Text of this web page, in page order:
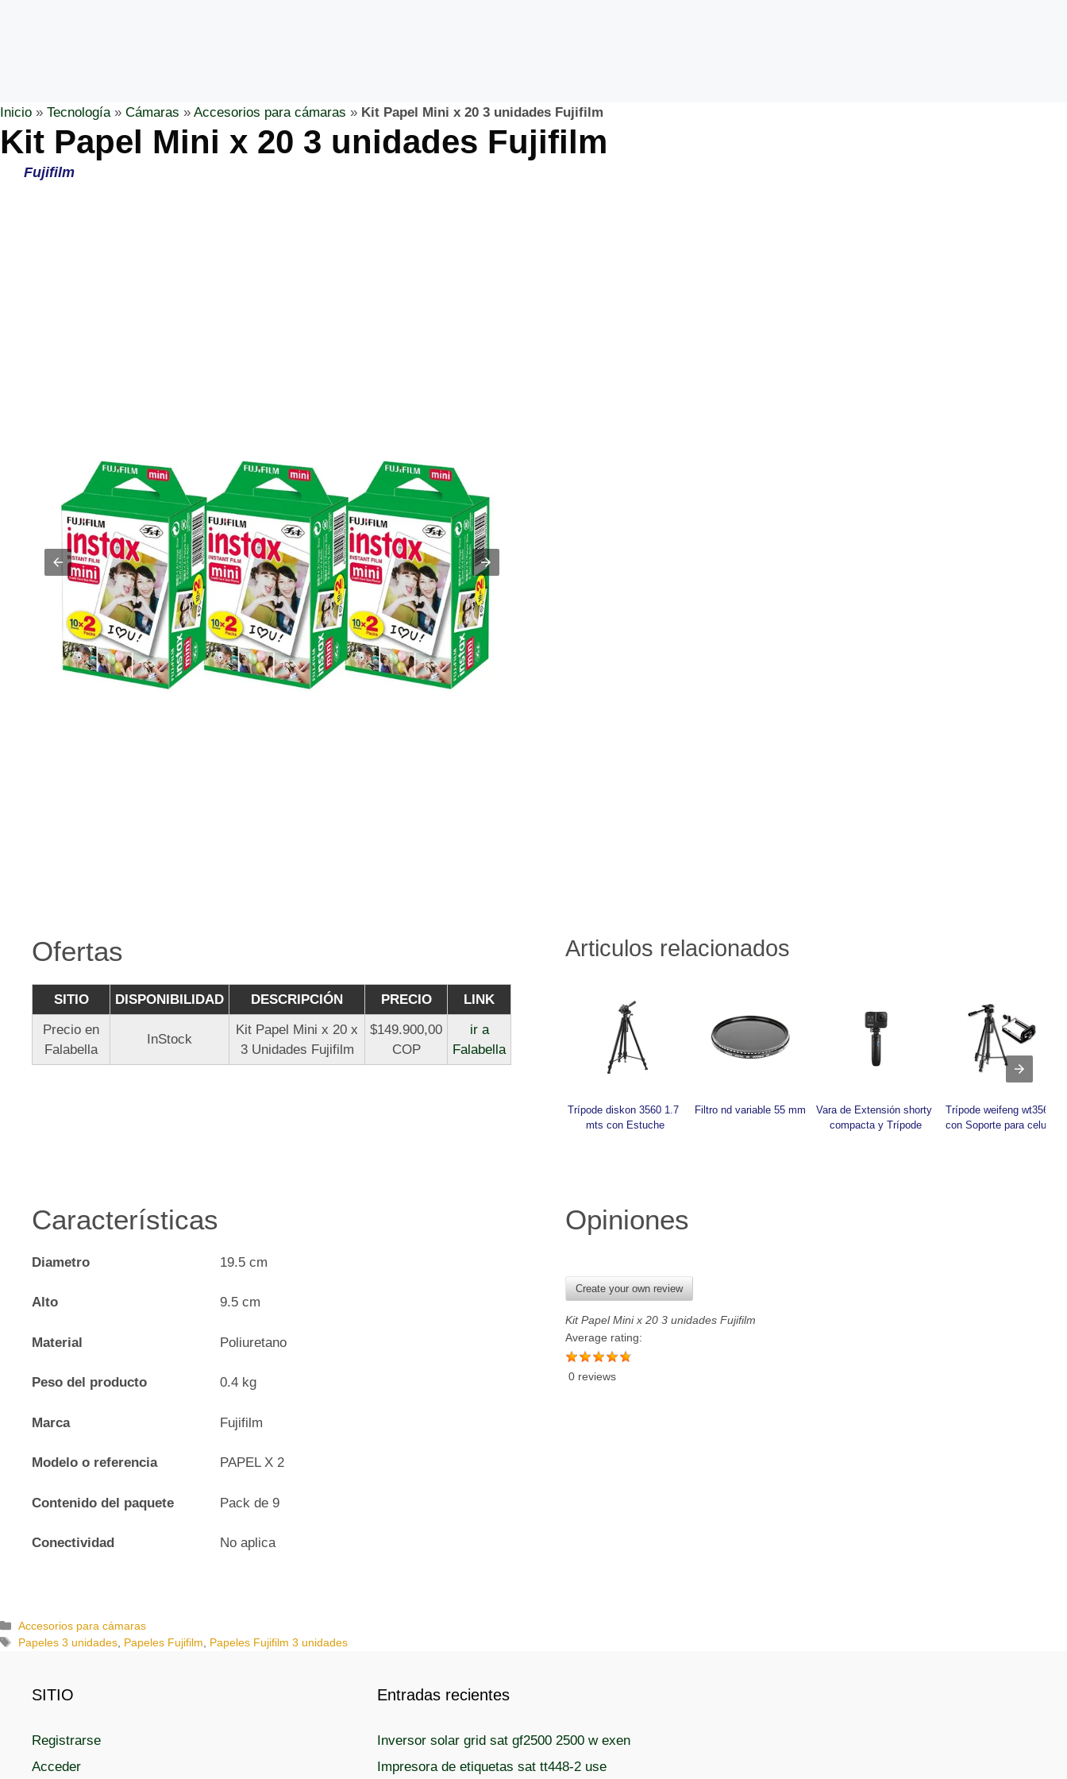
Inicio » Tecnología» Cámaras » Accesorios para cámaras » Kit Papel Mini x 20 3 unidades Fujifilm
Kit Papel Mini x 20 3 unidades Fujifilm
Fujifilm
Ofertas
SITIO DISPONIBILIDAD DESCRIPCIÓN PRECIO
LINK
Precio en
Falabella
InStock
Kit Papel Mini x 20 x
3 Unidades Fujifilm
$149.900,00
COP
ir a
Falabella
Articulos relacionados
Trípode diskon 3560 1.7
mts con Estuche
Filtro nd variable 55 mm
Vara de Extensión shorty
compacta y Trípode
Trípode weifeng wt3560
con Soporte para celular
Características
Diametro 19.5 cm
Alto 9.5 cm
Material Poliuretano
Peso del producto 0.4 kg
Marca Fujifilm
Modelo o referencia PAPEL X 2
Contenido del paquete Pack de 9
Conectividad No aplica
Opiniones
Create your own review
Kit Papel Mini x 20 3 unidades Fujifilm
Average rating:
0 reviews
C
a
Accesorios para cámaras
E
Papeles 3 unidades Papeles Fujifilm Papeles Fujifilm 3 unidades
SITIO
Registrarse
Acceder
Entradas recientes
Inversor solar grid sat gf2500 2500 w exen
Impresora de etiquetas sat tt448-2 use